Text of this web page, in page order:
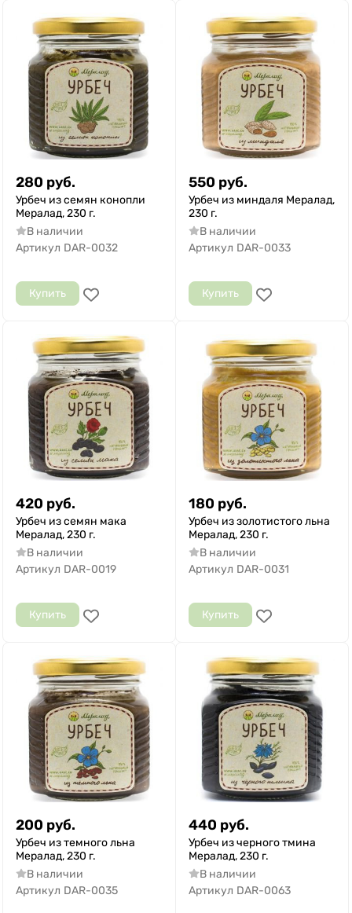
280 руб.
Урбеч из семян конопли
Мералад, 230 г.
В наличии
Артикул DAR-0032
Купить
550 руб.
Урбеч из миндаля Мералад,
230 г.
В наличии
Артикул DAR-0033
Купить
420 руб.
Урбеч из семян мака
Мералад, 230 г.
В наличии
Артикул DAR-0019
Купить
180 руб.
Урбеч из золотистого льна
Мералад, 230 г.
В наличии
Артикул DAR-0031
Купить
200 руб.
Урбеч из темного льна
Мералад, 230 г.
В наличии
Артикул DAR-0035
440 руб.
Урбеч из черного тмина
Мералад, 230 г.
В наличии
Артикул DAR-0063